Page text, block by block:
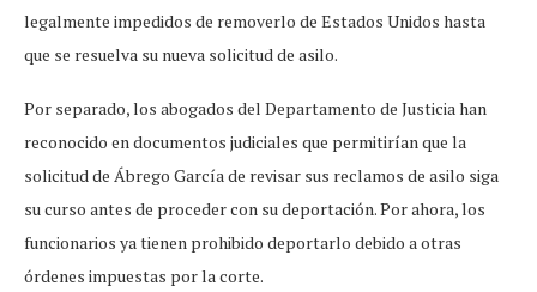
legalmente impedidos de removerlo de Estados Unidos hasta
que se resuelva su nueva solicitud de asilo.
Por separado, los abogados del Departamento de Justicia han
reconocido en documentos judiciales que permitirían que la
solicitud de Ábrego García de revisar sus reclamos de asilo siga
su curso antes de proceder con su deportación. Por ahora, los
funcionarios ya tienen prohibido deportarlo debido a otras
órdenes impuestas por la corte.